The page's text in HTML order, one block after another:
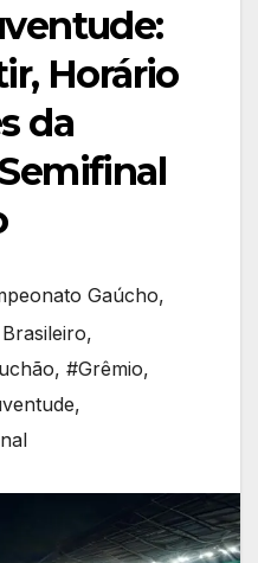
Horário
da
Gaúcho,
,
, #Grêmio,
,